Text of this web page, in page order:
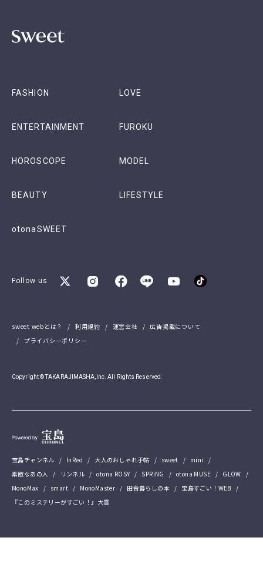
FASHION LOVE
ENTERTAINMENT FUROKU
HOROSCOPE MODEL
BEAUTY LIFESTYLE
otonaSWEET
Follow us
sweet webとは？ 利用規約 運営会社
広告掲載について
プライバシーポリシー
Copyright © TAKARAJIMASHA,Inc. All Rights Reserved.
宝島チャンネル InRed 大人のおしゃれ手帖 sweet
mini
素敵なあの人
リンネル otona ROSY SPRiNG otona MUSE
GLOW
MonoMax
smart MonoMaster 田舎暮らしの本
宝島すごい！WEB
『このミステリーがすごい！』大賞